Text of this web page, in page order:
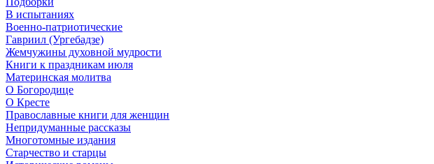
В испытаниях
Военно-патриотические
Гавриил (Ургебадзе)
Жемчужины духовной мудрости
Книги к праздникам июля
Материнская молитва
О Богородице
О Кресте
Православные книги для женщин
Непридуманные рассказы
Многотомные издания
Старчество и старцы